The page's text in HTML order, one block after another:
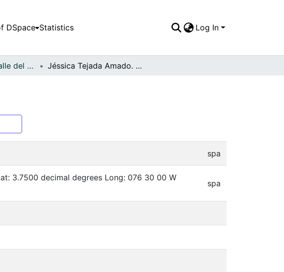
DSpace Statistics Log In
Municipios del Valle del Cauca Jéssica Tejada Amado. Cali
spa
3.7500 decimal degrees Long: 076 30 00 W
spa